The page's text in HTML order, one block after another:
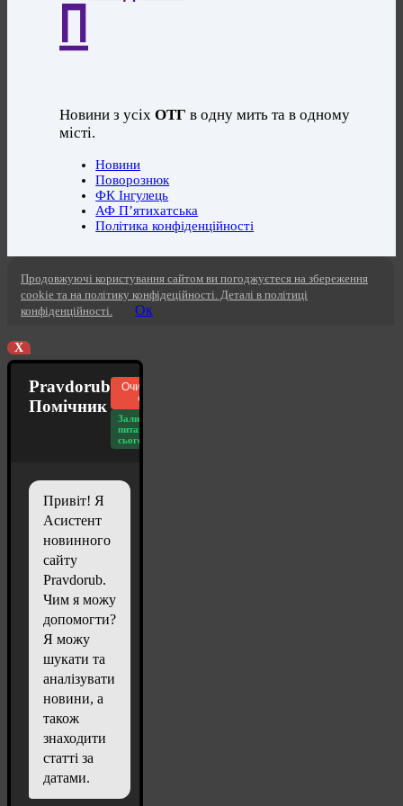
П
Новини з усіхОТГ в одну мить та в одному
місті.
Новини
Поворознюк
ФК Інгулець
АФ П’ятихатська
Політика конфіденційності
Продовжуючі користування сайтом ви погоджуєтеся на збереження
cookie та на політику конфідеційності. Деталі в політиці
конфіденційності.
Ок
X
Pravdorub
Помічник
Очистити
чат
Залишилось
питань
сьогодні: 20
Привіт! Я
Асистент
новинного
сайту
Pravdorub.
Чим я можу
допомогти?
Я можу
шукати та
аналізувати
новини, а
також
знаходити
статті за
датами.